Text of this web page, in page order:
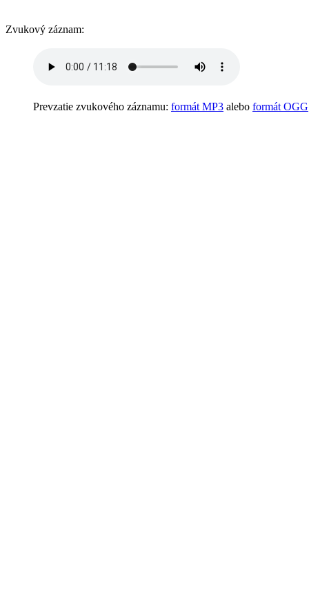
Zvukový záznam:
Prevzatie zvukového záznamu: formát MP3 alebo formát OGG